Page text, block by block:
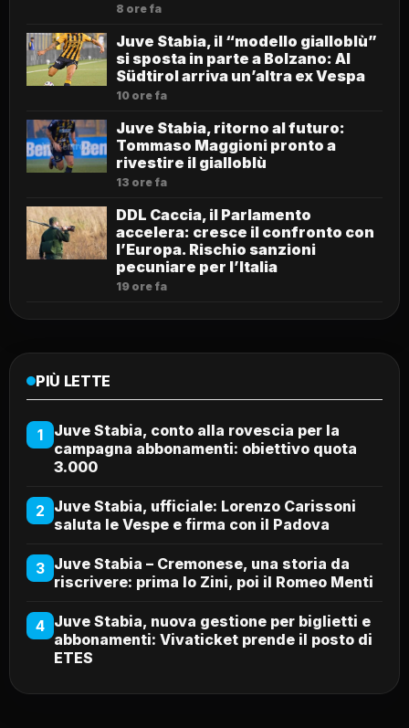
8 ore fa
Juve Stabia, il “modello gialloblù”
si sposta in parte a Bolzano: Al
Südtirol arriva un’altra ex Vespa
10 ore fa
Juve Stabia, ritorno al futuro:
Tommaso Maggioni pronto a
rivestire il gialloblù
13 ore fa
DDL Caccia, il Parlamento
accelera: cresce il confronto con
l’Europa. Rischio sanzioni
pecuniare per l’Italia
19 ore fa
PIÙ LETTE
1
Juve Stabia, conto alla rovescia per la
campagna abbonamenti: obiettivo quota
3.000
2 Juve Stabia, ufficiale: Lorenzo Carissoni
saluta le Vespe e firma con il Padova
3 Juve Stabia – Cremonese, una storia da
riscrivere: prima lo Zini, poi il Romeo Menti
4 Juve Stabia, nuova gestione per biglietti e
abbonamenti: Vivaticket prende il posto di
ETES